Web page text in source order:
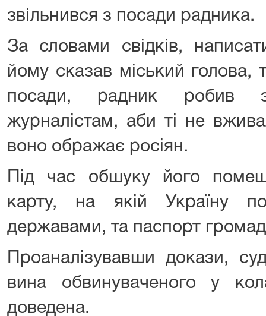
звільнився з посади радника.
За словами свідків,
йому сказав міський голова,
посади, радник робив
журналістам, аби ті не
воно ображає росіян.
Під час обшуку його
карту, на якій Україну
державами, та паспорт
Проаналізувавши докази,
вина обвинуваченого у
доведена.